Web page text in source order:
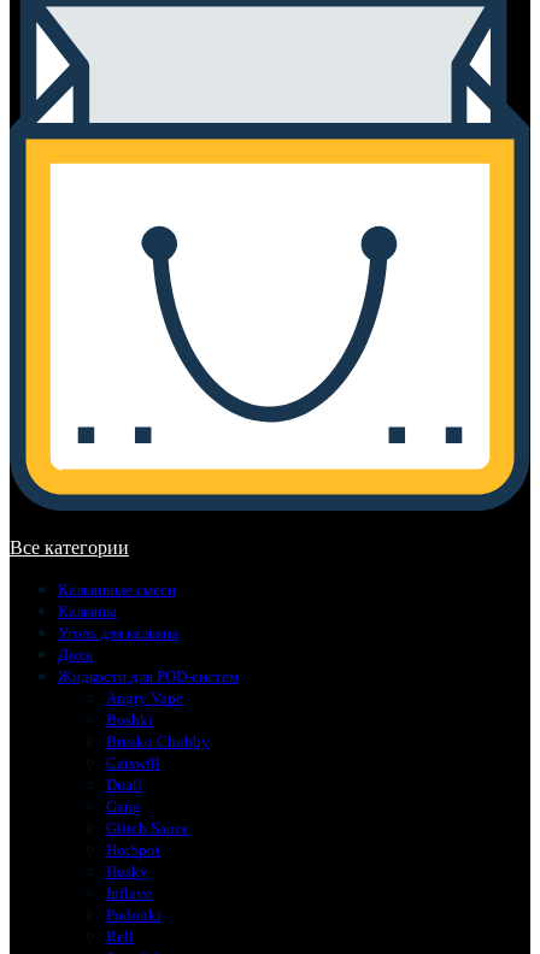
Все категории
Кальянные смеси
Кальяны
Уголь для кальяна
Доха
Жидкости для POD-систем
Angry Vape
Boshki
Brusko Chubby
Catswill
Duall
Gang
Glitch Sauce
HotSpot
Husky
Inflave
Podonki
Rell